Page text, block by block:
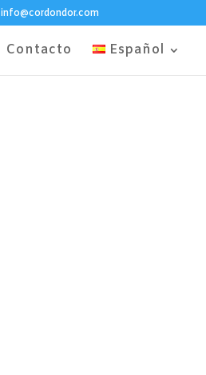
info@cordondor.com
Contacto Español